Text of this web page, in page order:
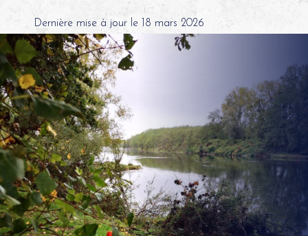
Dernière mise à jour le 18 mars 2026